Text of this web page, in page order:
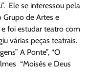
Ele se interessou pela
Grupo de Artes e
foi estudar teatro com
várias peças teatrais.
A Ponte”, “O
“Moisés e Deus